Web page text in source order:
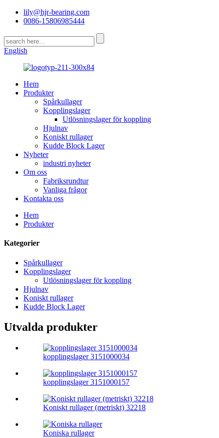
lily@hjr-bearing.com
0086-15806985444
English
Hem
Produkter
Spårkullager
Kopplingslager
Utlösningslager för koppling
Hjulnav
Koniskt rullager
Kudde Block Lager
Nyheter
industri nyheter
Om oss
Fabriksrundtur
Vanliga frågor
Kontakta oss
Hem
Produkter
Kategorier
Spårkullager
Kopplingslager
Utlösningslager för koppling
Hjulnav
Koniskt rullager
Kudde Block Lager
Utvalda produkter
kopplingslager 3151000034
kopplingslager 3151000157
Koniskt rullager (metriskt) 32218
Koniska rullager